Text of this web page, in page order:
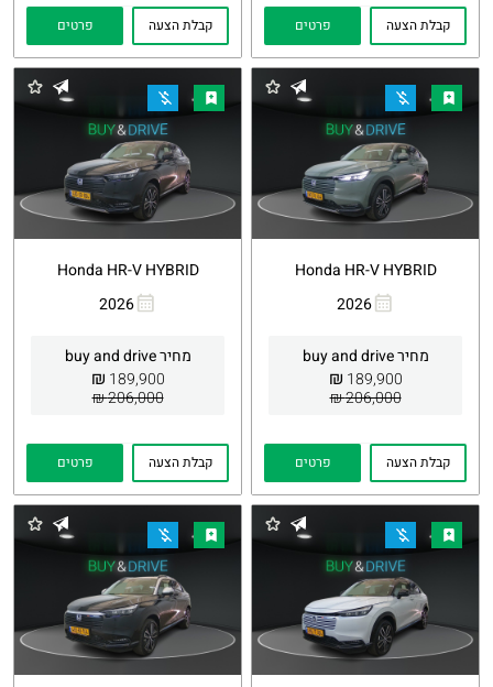
קבלת הצעה פרטים קבלת הצעה פרטים
Honda HR-V HYBRID
2026
מחיר buy and drive
189,900
₪
206,000 ₪
Whatsapp
קבלת הצעה פרטים
Honda HR-V HYBRID
2026
מחיר buy and drive
189,900
₪
206,000 ₪
Whatsapp
קבלת הצעה פרטים